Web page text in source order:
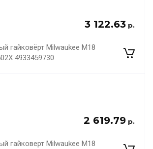
3 122.63 р.
гайковёрт Milwaukee M18
4933459730
2 619.79 р.
гайковерт Milwaukee M18